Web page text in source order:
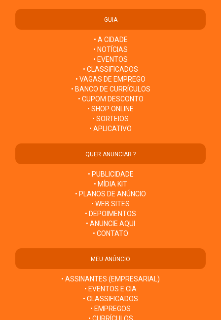
GUIA
• A CIDADE
• NOTÍCIAS
• EVENTOS
• CLASSIFICADOS
• VAGAS DE EMPREGO
• BANCO DE CURRÍCULOS
• CUPOM DESCONTO
• SHOP ONLINE
• SORTEIOS
• APLICATIVO
QUER ANUNCIAR ?
• PUBLICIDADE
• MÍDIA KIT
• PLANOS DE ANÚNCIO
• WEB SITES
• DEPOIMENTOS
• ANUNCIE AQUI
• CONTATO
MEU ANÚNCIO
• ASSINANTES (EMPRESARIAL)
• EVENTOS E CIA
• CLASSIFICADOS
• EMPREGOS